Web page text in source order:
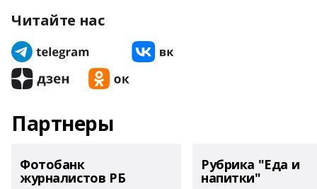
Читайте нас
Партнеры
Фотобанк
журналистов РБ
Рубрика "Еда и
напитки"